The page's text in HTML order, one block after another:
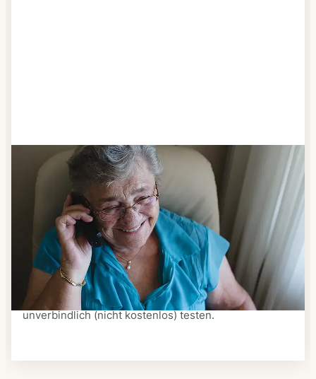
Schritt 3
Bestellen & liefern lassen
Suchen Sie sich aus dem Speiseplan Ihres Anbieters
aus, was Ihnen schmeckt. Bestellen Sie telefonisch,
schriftlich oder im Online-Shop Ihres Anbieters.
Ein Kurier liefert Ihnen das bestellte Essen zum
vereinbarten Zeitpunkt nach Hause. Bei vielen
Anbietern können Sie Essen auf Rädern auch
unverbindlich (nicht kostenlos) testen.